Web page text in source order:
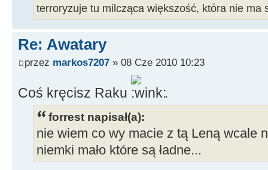
terroryzuje tu milcząca większość, która nie ma
Re: Awatary
przez markos7207 » 08 Cze 2010 10:23
Coś kręcisz Raku .
forrest napisał(a):
nie wiem co wy macie z tą Leną wcale
niemki mało które są ładne...